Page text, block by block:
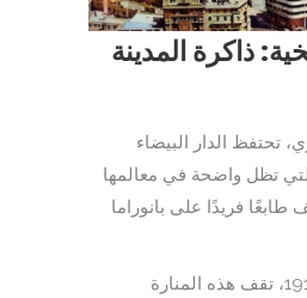
ذاكرة المدينة
تحتفظ الدار البيضاء
تظل واضحة في معالمها
طابعًا فريدًا على بانوراما
منذ 1916، تقف هذه المنارة